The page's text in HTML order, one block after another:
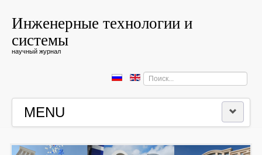
Инженерные технологии и
системы
научный журнал
Искать...
MENU